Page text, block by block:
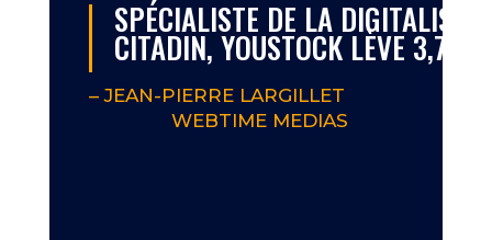
SPÉCIALISTE DE LA
CITADIN, YOUSTOCK LÈVE 3,7 M€
–JEAN-PIERRE LARGILLET
WEBTIME MEDIAS